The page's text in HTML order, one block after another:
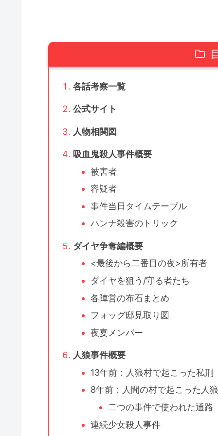
各話考察一覧
公式サイト
人物相関図
吸血鬼殺人事件概要
被害者
容疑者
事件当日タイムテーブル
ハンナ殺害のトリック
ダイヤ争奪編概要
<最後から二番目の夜>所有者
ダイヤを狙う/守る者たち
各陣営の布石まとめ
フォッグ邸見取り図
夜宴メンバー
人狼事件概要
13年前：人狼村で起こった私刑
8年前：人間の村で起こった人
二つの事件で使われた通路
連続少女殺人事件